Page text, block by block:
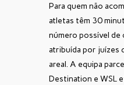
Para quem não
atletas têm 30
número possível de
atribuída por juízes
areal. A equipa
Destination e WSL